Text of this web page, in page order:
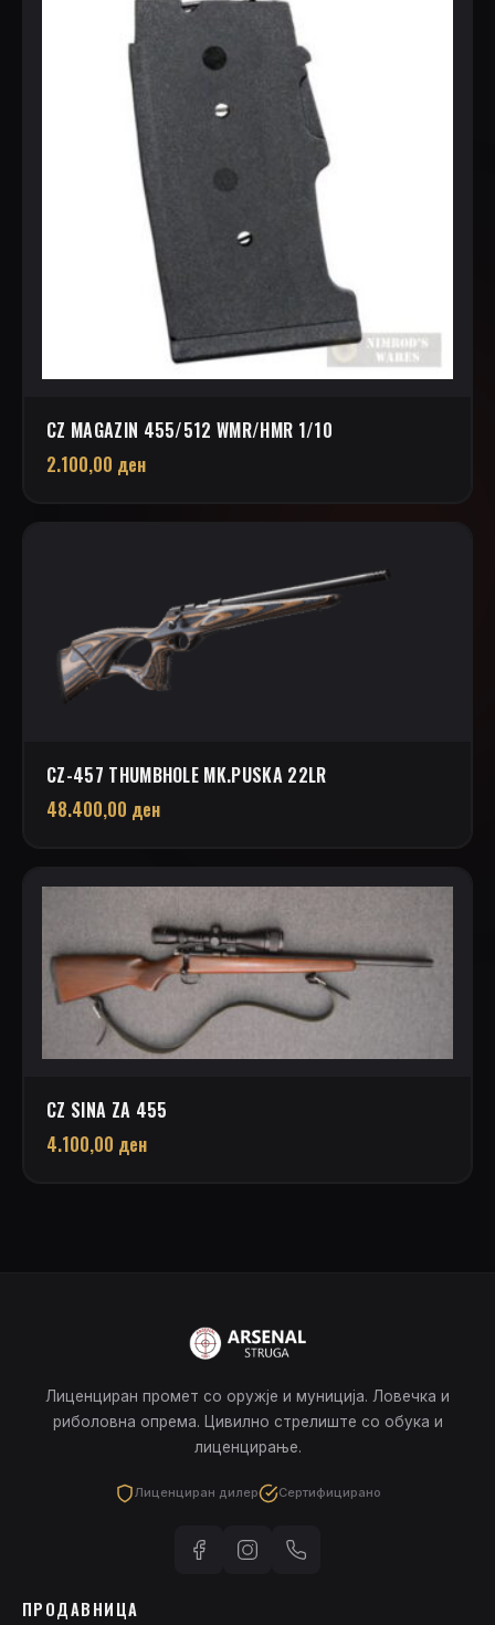
CZ MAGAZIN 455/512 WMR/HMR 1/10
2.100,00 ден
CZ-457 THUMBHOLE MK.PUSKA 22LR
48.400,00 ден
CZ SINA ZA 455
4.100,00 ден
Лиценциран промет со оружје и муниција. Ловечка и
риболовна опрема. Цивилно стрелиште со обука и
лиценцирање.
Лиценциран дилер Сертифицирано
ПРОДАВНИЦА